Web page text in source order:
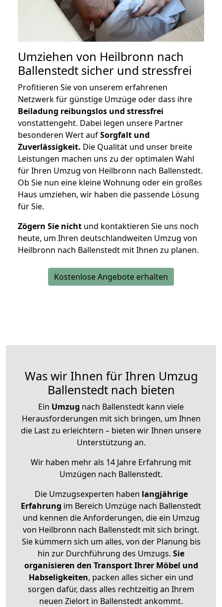
Umziehen von Heilbronn nach
Ballenstedt sicher und stressfrei
Profitieren Sie von unserem erfahrenen
Netzwerk für günstige Umzüge oder dass ihre
Beiladung reibungslos und stressfrei
vonstattengeht. Dabei legen unsere Partner
besonderen Wert aufSorgfalt und
Zuverlässigkeit. Die Qualität und unser breite
Leistungen machen uns zu der optimalen Wahl
für Ihren Umzug von Heilbronn nach Ballenstedt.
Ob Sie nun eine kleine Wohnung oder ein großes
Haus umziehen, wir haben die passende Lösung
für Sie.
Zögern Sie nicht und kontaktieren Sie uns noch
heute, um Ihren deutschlandweiten Umzug von
Heilbronn nach Ballenstedt mit Ihnen zu planen.
Kostenlose Angebote erhalten
Was wir Ihnen für Ihren Umzug
Ballenstedt nach bieten
Ein Umzug nach Ballenstedt kann viele
Herausforderungen mit sich bringen, um Ihnen
die Last zu erleichtern – bieten wir Ihnen unsere
Unterstützung an.
Wir haben mehr als 14 Jahre Erfahrung mit
Umzügen nach Ballenstedt.
Die Umzugsexperten haben langjährige
Erfahrung im Bereich Umzüge nach Ballenstedt
und kennen die Anforderungen, die ein Umzug
von Heilbronn nach Ballenstedt mit sich bringt.
Sie kümmern sich um alles, von der Planung bis
hin zur Durchführung des Umzugs. Sie
organisieren den Transport Ihrer Möbel und
Habseligkeiten, packen alles sicher ein und
sorgen dafür, dass alles rechtzeitig an Ihrem
neuen Zielort in Ballenstedt ankommt.